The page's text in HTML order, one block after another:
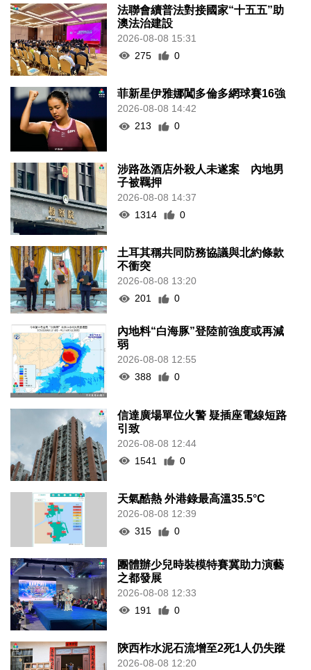
法聯會續普法對接國家“十五五”助
澳法治建設
2026-08-08 15:31
275
0
菲新星伊雅娜闖多倫多網球賽16強
2026-08-08 14:42
213
0
涉路氹酒店外殺人未遂案 內地男
子被羈押
2026-08-08 14:37
1314
0
土耳其稱共同防務協議與北約條款
不衝突
2026-08-08 13:20
201
0
內地料“白海豚”登陸前強度或再減
弱
2026-08-08 12:55
388
0
信達廣場單位火警 疑插座電線短路
引致
2026-08-08 12:44
1541
0
天氣酷熱 外港錄最高溫35.5°C
2026-08-08 12:39
315
0
團體辦少兒時裝模特賽冀助力演藝
之都發展
2026-08-08 12:33
191
0
陝西柞水泥石流增至2死1人仍失蹤
2026-08-08 12:20